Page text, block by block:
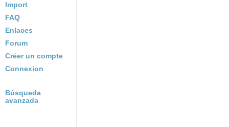
Import
FAQ
Enlaces
Forum
Créer un compte
Connexion
Búsqueda
avanzada